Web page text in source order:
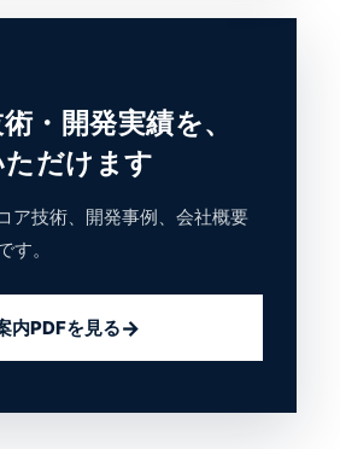
・開発実績を、
だけます
ア技術、開発事例、会社概要
す。
内PDFを見る